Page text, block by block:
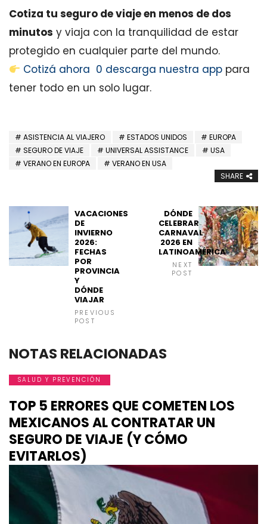
Cotiza tu seguro de viaje en menos de dos
minutos y viaja con la tranquilidad de estar
protegido en cualquier parte del mundo.
Cotizá ahora 0 descarga nuestra app para
tener todo en un solo lugar.
ASISTENCIA AL VIAJERO ESTADOS UNIDOS
EUROPA
SEGURO DE VIAJE
UNIVERSAL ASSISTANCE
USA
VERANO EN EUROPA
VERANO EN USA
SHARE
VACACIONES
DE
INVIERNO
2026:
FECHAS
POR
PROVINCIA
Y
DÓNDE
VIAJAR
PREVIOUS
POST
DÓNDE
CELEBRAR
CARNAVAL
2026 EN
LATINOAMÉRICA
NEXT
POST
NOTAS RELACIONADAS
SALUD Y PREVENCIÓN
TOP 5 ERRORES QUE COMETEN LOS
MEXICANOS AL CONTRATAR UN
SEGURO DE VIAJE (Y CÓMO
EVITARLOS)